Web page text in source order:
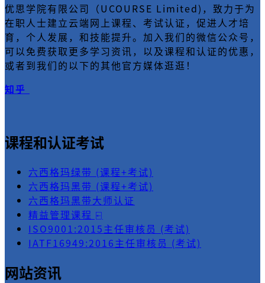
优思学院有限公司（UCOURSE Limited)，致力于为
在职人士建立云端网上课程、考试认证，促进人才培
育，个人发展，和技能提升。加入我们的微信公众号，
可以免费获取更多学习资讯，以及课程和认证的优惠，
或者到我们的以下的其他官方媒体逛逛！
知乎
课程和认证考试
六西格玛绿带 (课程+考试)
六西格玛黑带 (课程+考试)
六西格玛黑带大师认证
精益管理课程 ⍇
ISO9001:2015主任审核员 (考试)
IATF16949:2016主任审核员 (考试)
网站资讯